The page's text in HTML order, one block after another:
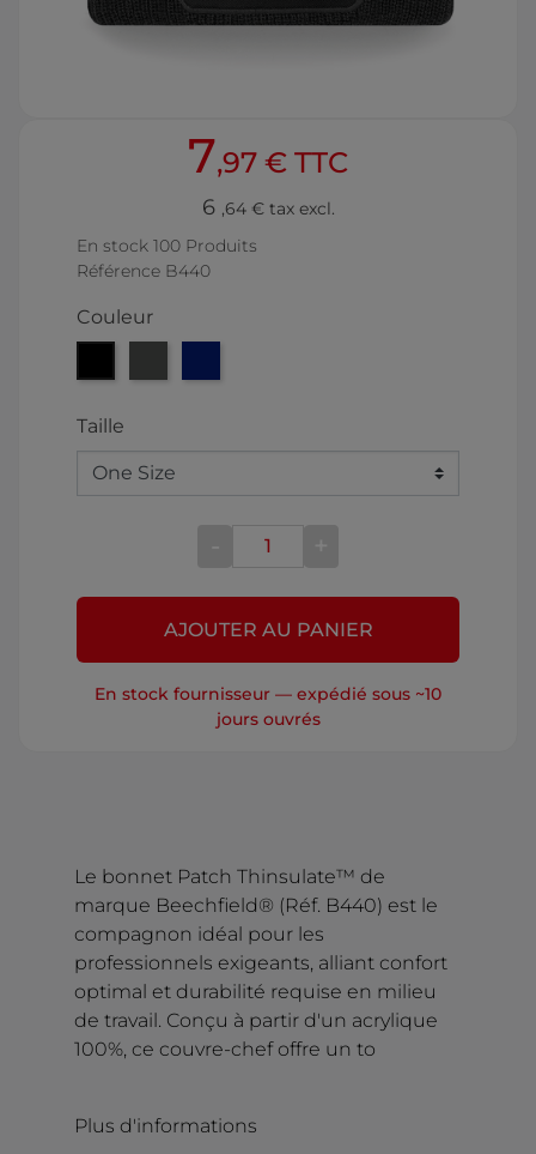
Le bonnet Patch Thinsulate™ de
marque Beechfield® (Réf. B440) est le
compagnon idéal pour les
professionnels exigeants, alliant confort
optimal et durabilité requise en milieu
de travail. Conçu à partir d'un acrylique
100%, ce couvre-chef offre un to
Plus d'informations
7,97 € TTC
6 ,64 € tax excl.
En stock 100 Produits
Référence B440
Couleur
Taille
AJOUTER AU PANIER
En stock fournisseur — expédié sous ~10
jours ouvrés